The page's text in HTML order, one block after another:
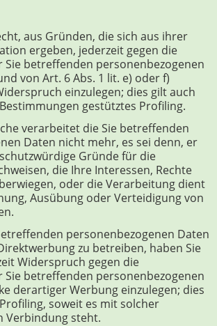
aus Gründen, die sich aus ihrer
ergeben, jederzeit gegen die
betreffenden personenbezogenen
von Art. 6 Abs. 1 lit. e) oder f)
einzulegen; dies gilt auch
gestütztes Profiling.
verarbeitet die Sie betreffenden
Daten nicht mehr, es sei denn, er
Gründe für die
die Ihre Interessen, Rechte
oder die Verarbeitung dient
Ausübung oder Verteidigung von
personenbezogenen Daten
zu betreiben, haben Sie
Widerspruch gegen die
betreffenden personenbezogenen
derartiger Werbung einzulegen; dies
soweit es mit solcher
Verbindung steht.